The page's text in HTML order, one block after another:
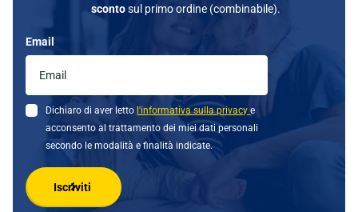
scontosul primo ordine (combinabile).
Email
Dichiaro di aver letto l'informativa sulla privacye
acconsento al trattamento dei miei dati personali
secondo le modalità e finalità indicate.
Iscriviti